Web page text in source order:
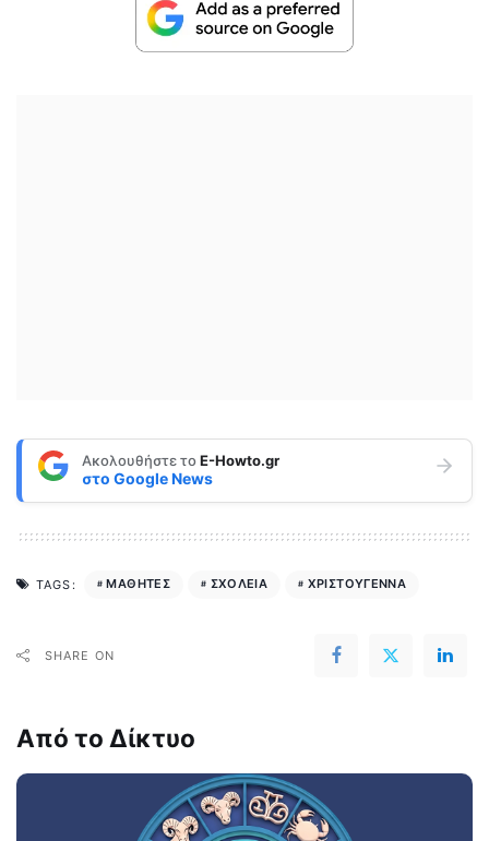
Ακολουθήστε τοE-Howto.gr
στο Google News
TAGS: ΜΑΘΗΤΕΣ ΣΧΟΛΕΙΑ ΧΡΙΣΤΟΥΓΕΝΝΑ
SHARE ON
Από το Δίκτυο